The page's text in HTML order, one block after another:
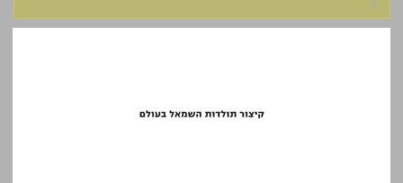
קיצור תולדות השמאל בעולם ... 0